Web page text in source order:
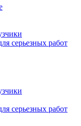
серьезных работ
серьезных работ